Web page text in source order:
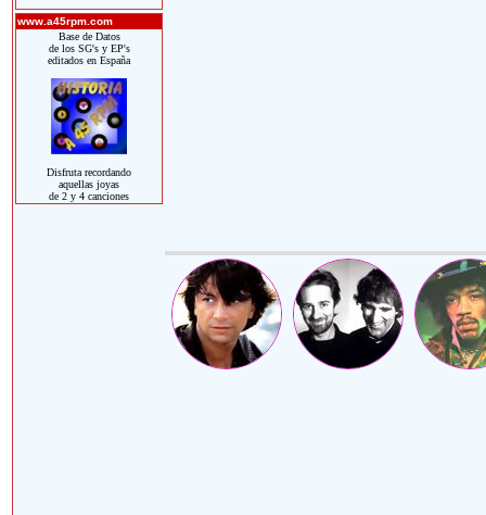
www.a45rpm.com
Base de Datos
de los SG's y EP's
editados en España
Disfruta recordando
aquellas joyas
de 2 y 4 canciones